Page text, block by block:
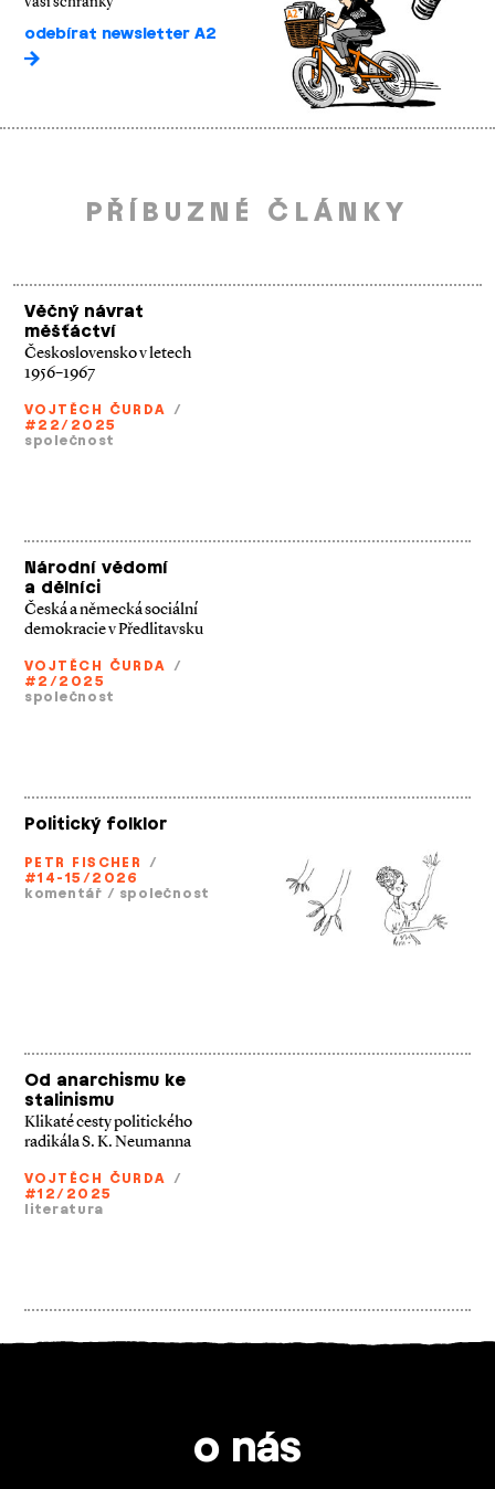
odebírat newsletter A2
PŘÍBUZNÉ ČLÁNKY
Věčný návrat
měšťáctví
Československo v letech
1956–1967
VOJTĚCH ČURDA /
#22/2025
společnost
Národní vědomí
a dělníci
Česká a německá sociální
demokracie v Předlitavsku
VOJTĚCH ČURDA /
#2/2025
společnost
Politický folklor
PETR FISCHER /
#14-15/2026
komentář / společnost
Od anarchismu ke
stalinismu
Klikaté cesty politického
radikála S. K. Neumanna
VOJTĚCH ČURDA /
#12/2025
literatura
o nás